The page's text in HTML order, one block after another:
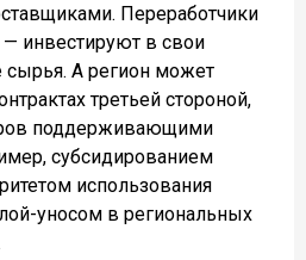
Переработчики
инвестируют в свои
А регион может
третьей стороной,
поддерживающими
субсидированием
использования
уносом в региональных